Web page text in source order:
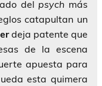
del psych más
catapultan un
deja patente que
de la escena
apuesta para
esta quimera